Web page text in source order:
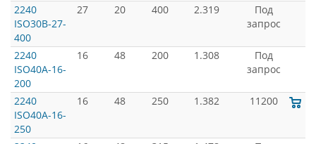
2240
ISO30B-27-
400
27 20 400 2.319
Под
запрос
2240
ISO40A-16-
200
16 48 200 1.308
Под
запрос
2240
ISO40A-16-
250
16 48 250 1.382 11200